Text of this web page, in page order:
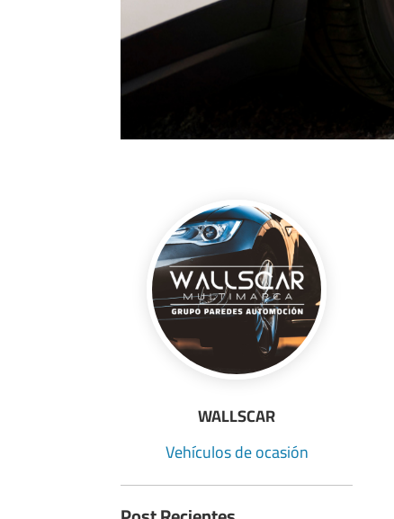
WALLSCAR
Vehículos de ocasión